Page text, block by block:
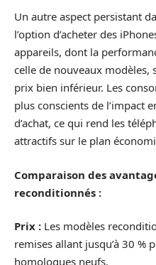
Un autre aspect persistant
l’option d’acheter des
appareils, dont la
celle de nouveaux modèles,
prix bien inférieur. Les
plus conscients de l’impact
d’achat, ce qui rend les
attractifs sur le plan
Comparaison des
reconditionnés :
Prix : Les modèles
remises allant jusqu’à 30 %
homologues neufs.